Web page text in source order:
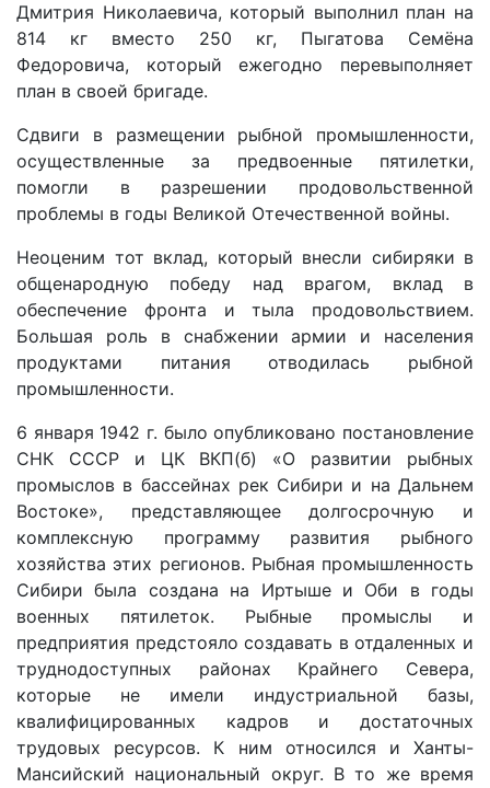
Дмитрия Николаевича, который выполнил план на
814 кг вместо 250 кг, Пыгатова Семёна
Федоровича, который ежегодно перевыполняет
план в своей бригаде.
Сдвиги в размещении рыбной промышленности,
осуществленные за предвоенные пятилетки,
помогли в разрешении продовольственной
проблемы в годы Великой Отечественной войны.
Неоценим тот вклад, который внесли сибиряки в
общенародную победу над врагом, вклад в
обеспечение фронта и тыла продовольствием.
Большая роль в снабжении армии и населения
продуктами питания отводилась рыбной
промышленности.
6 января 1942 г. было опубликовано постановление
СНК СССР и ЦК ВКП(б) «О развитии рыбных
промыслов в бассейнах рек Сибири и на Дальнем
Востоке», представляющее долгосрочную и
комплексную программу развития рыбного
хозяйства этих регионов. Рыбная промышленность
Сибири была создана на Иртыше и Оби в годы
военных пятилеток. Рыбные промыслы и
предприятия предстояло создавать в отдаленных и
труднодоступных районах Крайнего Севера,
которые не имели индустриальной базы,
квалифицированных кадров и достаточных
трудовых ресурсов. К ним относился и Ханты-
Мансийский национальный округ. В то же время